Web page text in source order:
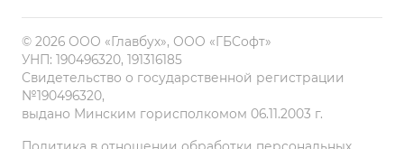
© 2026 ООО «Главбух», ООО «ГБСофт»
УНП: 190496320, 191316185
Свидетельство о государственной регистрации
№190496320,
выдано Минским горисполкомом 06.11.2003 г.